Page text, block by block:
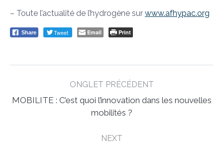
– Toute l’actualité de l’hydrogène sur www.afhypac.org
Share Tweet Email Print
ONGLET PRÉCÉDENT
Previous
post:
MOBILITE : C’est quoi l’innovation dans les nouvelles
mobilités ?
NEXT